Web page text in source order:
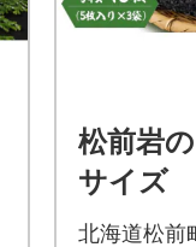
松前岩
サイズ
3袋 計
北海道松前